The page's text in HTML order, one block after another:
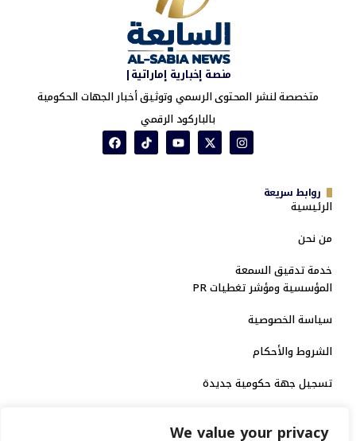
We value your privacy
منصة إخبارية إماراتية|
متخصصة لنشر المحتوى الرسمي وتوثيق أخبار الجهات الحكومية
بالباركود الرقمي
روابط سريعة
الرئيسية
من نحن
خدمة تدقيق السمعة
المؤسسية ومؤشر تغطيات PR
سياسة الخصوصية
الشروط والأحكام
تسجيل جهة حكومية جديدة